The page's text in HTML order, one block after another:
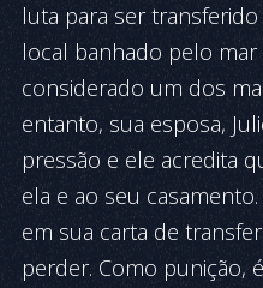
luta para ser transferido
local banhado pelo
considerado um dos
entanto, sua esposa,
pressão e ele acredita
ela e ao seu
em sua carta de
perder. Co­mo punição,